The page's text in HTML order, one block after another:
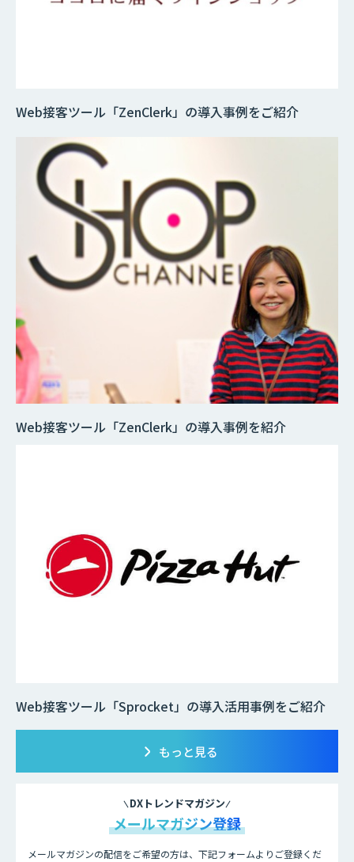
Web接客ツール「Sprocket」の導入活用事例をご紹介
Web接客ツール「ZenClerk」の導入事例をご紹介
Web接客ツール「ZenClerk」の導入事例を紹介
もっと見る
DXトレンドマガジン
メールマガジン登録
メールマガジンの配信をご希望の方は、下記フォームよりご登録くだ